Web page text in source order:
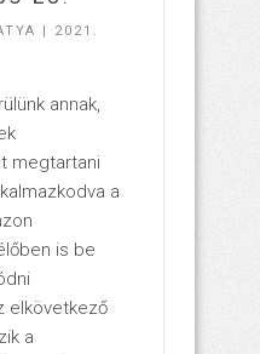
| 2021.
annak,
megtartani
a
is be
elkövetkező
a